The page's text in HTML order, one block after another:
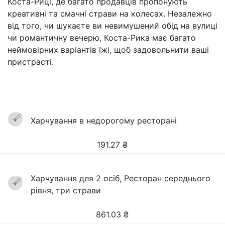
креативні та смачні страви на колесах. Незалежно
від того, чи шукаєте ви невимушений обід на вулиці
чи романтичну вечерю, Коста-Рика має багато
неймовірних варіантів їжі, щоб задовольнити ваші
пристрасті.
Харчування в недорогому ресторані
191.27 ₴
Харчування для 2 осіб, Ресторан середнього
рівня, три страви
861.03 ₴